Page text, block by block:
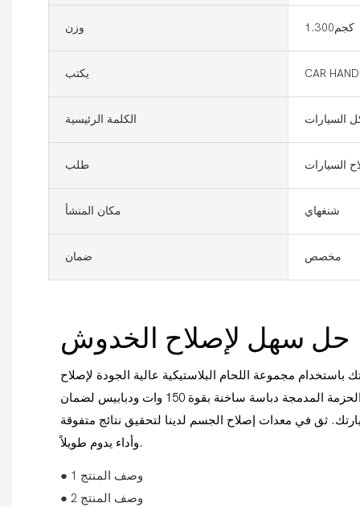
وزن كجم1.300
يكتب CAR
الكلمة الرئيسية السيارات
طلب السيارات
مكان المنشأ شنغهاي
ضمان مخصص
باستخدام مجموعة اللحام البلاستيكية عالية الجودة لإصلاح
مصد السيارة. تتضمن هذه الحزمة المدمجة دباسة ساخنة بقوة 150 وات ودبابيس لضمان
ثق في معدات إصلاح الجسم لدينا لتحقيق نتائج متفوقة
وأداء يدوم طويلاً.
● وصف المنتج 1
● وصف المنتج 2